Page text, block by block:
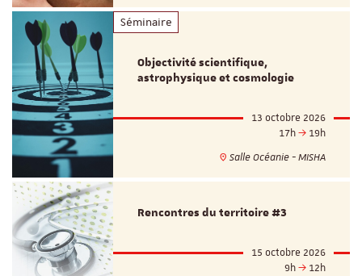
Séminaire
Objectivité scientifique,
astrophysique et cosmologie
13 octobre 2026
17h
19h
Salle Océanie - MISHA
Rencontres du territoire #3
15 octobre 2026
9h
12h